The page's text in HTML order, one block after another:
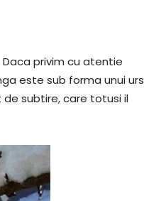
Daca privim cu atentie
este sub forma unui urs
subtire, care totusi il